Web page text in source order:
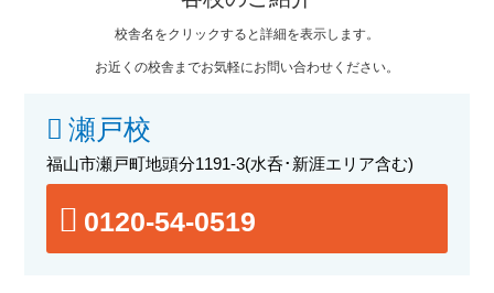
校舎名をクリックすると詳細を表示します。
お近くの校舎までお気軽にお問い合わせください。
瀬戸校
福山市瀬戸町地頭分1191-3(水呑･新涯エリア含む)
0120-54-0519